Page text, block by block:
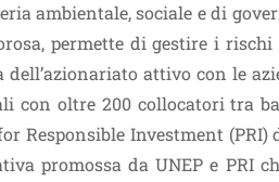
ambientale, sociale e di
permette di gestire i
attivo con le
con oltre 200 collocatori tra
Responsible Investment (PRI)
promossa da UNEP e PRI